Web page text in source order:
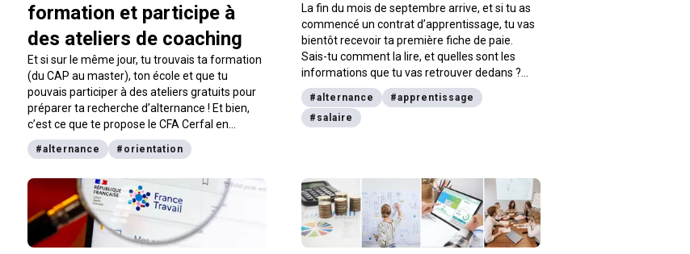
formation et participe à
des ateliers de coaching
Et si sur le même jour, tu trouvais ta formation
(du CAP au master), ton école et que tu
pouvais participer à des ateliers gratuits pour
préparer ta recherche d’alternance ! Et bien,
c’est ce que te propose le CFA Cerfal en
participant au Salon Alternance 360, samedi
21 mars à Paris (17e). On t’explique !
#alternance # orientation
La fin du mois de septembre arrive, et si tu as
commencé un contrat d’apprentissage, tu vas
bientôt recevoir ta première fiche de paie.
Sais-tu comment la lire, et quelles sont les
informations que tu vas retrouver dedans ?
Décryptage ici.
#alternance #apprentissage
# salaire